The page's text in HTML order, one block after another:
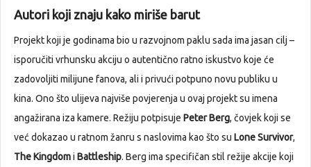
Autori koji znaju kako miriše barut
Projekt koji je godinama bio u razvojnom paklu sada ima jasan cilj –
isporučiti vrhunsku akciju o autentično ratno iskustvo koje će
zadovoljiti milijune fanova, ali i privući potpuno novu publiku u
kina. Ono što ulijeva najviše povjerenja u ovaj projekt su imena
angažirana iza kamere. Režiju potpisuje Peter Berg, čovjek koji se
već dokazao u ratnom žanru s naslovima kao što su Lone Survivor,
The Kingdomi Battleship. Berg ima specifičan stil režije akcije koji